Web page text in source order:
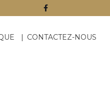
CONTACTEZ-NOUS